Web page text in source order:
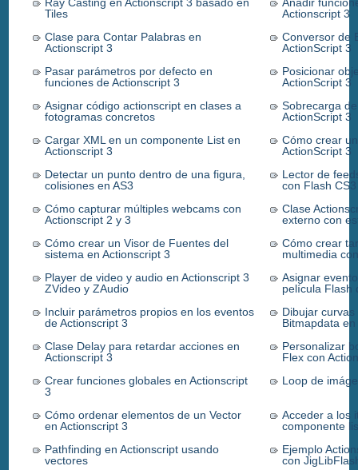
Tiles
Actionscript 3
Clase para Contar Palabras en
Actionscript 3
Conversor de
ActionScript 3
Pasar parámetros por defecto en
funciones de Actionscript 3
Posicionar
ActionScript 3
Asignar código actionscript en clases a
fotogramas concretos
Sobrecarga
ActionScript 3
Cargar XML en un componente List en
Actionscript 3
Cómo crear
ActionScript 3
Detectar un punto dentro de una figura,
colisiones en AS3
Lector de
con Flash CS3
Cómo capturar múltiples webcams con
Actionscript 2 y 3
Clase
externo con
Cómo crear un Visor de Fuentes del
sistema en Actionscript 3
Cómo crear
multimedia
Player de video y audio en Actionscript 3
ZVideo y ZAudio
Asignar
película Flash
Incluir parámetros propios en los eventos
de Actionscript 3
Dibujar
Bitmapdata
Clase Delay para retardar acciones en
Actionscript 3
Personalizar
Flex con
Crear funciones globales en Actionscript
3
Loop de
Cómo ordenar elementos de un Vector
en Actionscript 3
Acceder a los
componente
Pathfinding en Actionscript usando
vectores
Ejemplo
con